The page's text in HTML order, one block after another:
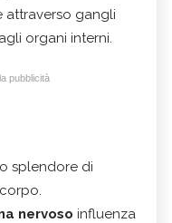
attraverso gangli
organi interni.
pubblicità
splendore di
nervoso influenza